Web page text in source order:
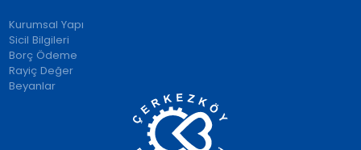
Kurumsal Yapı
Sicil Bilgileri
Borç Ödeme
Rayiç Değer
Beyanlar